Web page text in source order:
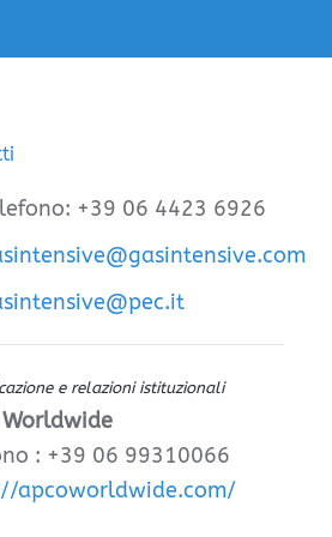
+39 06 4423 6926
e relazioni istituzionali
Worldwide
: +39 06 99310066
apcoworldwide.com/